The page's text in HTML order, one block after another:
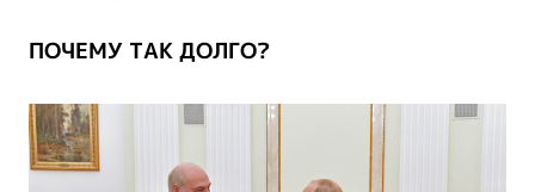
ПОЧЕМУ ТАК ДОЛГО?